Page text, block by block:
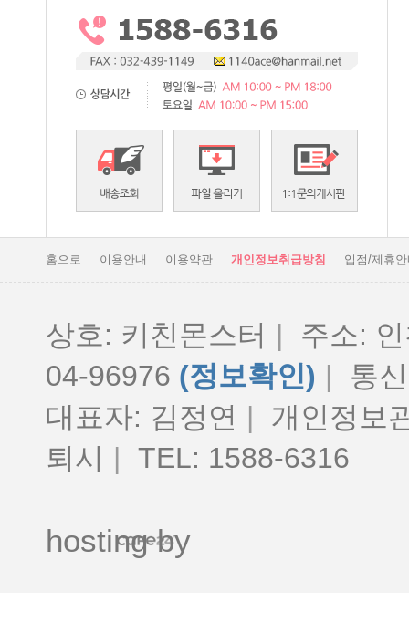
홈으로 이용안내 이용약관 개인정보취급방침 입점/제휴
상호: 키친몬스터 |
주소:
04-96976 (정보확인) |
통
대표자: 김정연 |
개인정보
퇴시
| TEL: 1588-6316
hosting by